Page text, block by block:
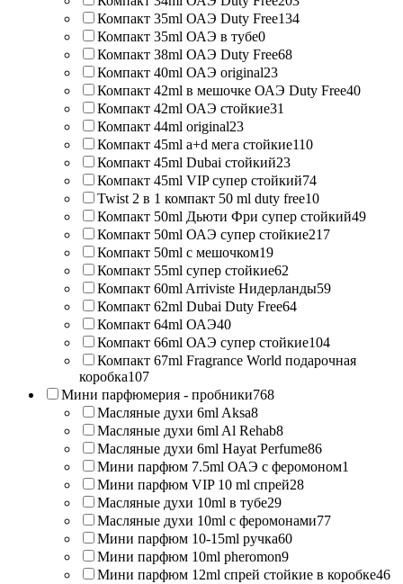
Компакт 35ml ОАЭ Duty Free134
Компакт 35ml ОАЭ в тубе0
Компакт 38ml ОАЭ Duty Free68
Компакт 40ml ОАЭ original23
Компакт 42ml в мешочке ОАЭ Duty Free40
Компакт 42ml ОАЭ стойкие31
Компакт 44ml original23
Компакт 45ml a+d мега стойкие110
Компакт 45ml Dubai стойкий23
Компакт 45ml VIP супер стойкий74
Twist 2 в 1 компакт 50 ml duty free10
Компакт 50ml Дьюти Фри супер стойкий49
Компакт 50ml ОАЭ супер стойкие217
Компакт 50ml с мешочком19
Компакт 55ml супер стойкие62
Компакт 60ml Arriviste Нидерланды59
Компакт 62ml Dubai Duty Free64
Компакт 64ml ОАЭ40
Компакт 66ml ОАЭ супер стойкие104
Компакт 67ml Fragrance World подарочная
коробка107
Мини парфюмерия - пробники768
Масляные духи 6ml Aksa8
Масляные духи 6ml Al Rehab8
Масляные духи 6ml Hayat Perfume86
Мини парфюм 7.5ml ОАЭ с феромоном1
Мини парфюм VIP 10 ml спрей28
Масляные духи 10ml в тубе29
Масляные духи 10ml с феромонами77
Мини парфюм 10-15ml ручка60
Мини парфюм 10ml pheromon9
Мини парфюм 12ml спрей стойкие в коробке46